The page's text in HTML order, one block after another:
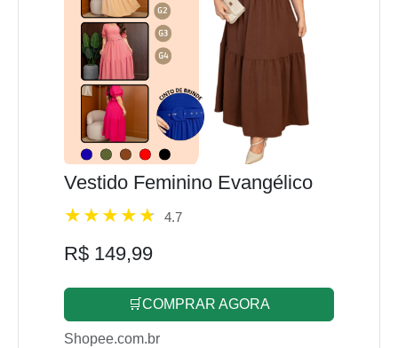
Vestido Feminino Evangélico
4.7
R$ 149,99
🛒COMPRAR AGORA
Shopee.com.br